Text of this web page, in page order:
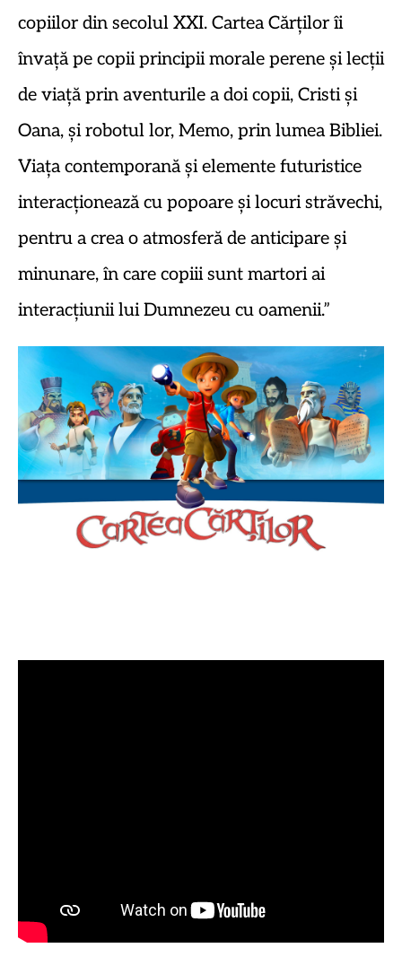
copiilor din secolul XXI. Cartea Cărților îi
învață pe copii principii morale perene și lecții
de viață prin aventurile a doi copii, Cristi și
Oana, și robotul lor, Memo, prin lumea Bibliei.
Viața contemporană și elemente futuristice
interacționează cu popoare și locuri străvechi,
pentru a crea o atmosferă de anticipare și
minunare, în care copiii sunt martori ai
interacțiunii lui Dumnezeu cu oamenii.”